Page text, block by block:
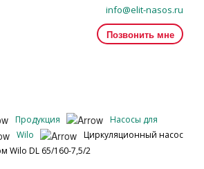
info@elit-nasos.ru
Позвонить мне
Продукция
Насосы для
Wilo
Циркуляционный насос
Wilo DL 65/160-7,5/2